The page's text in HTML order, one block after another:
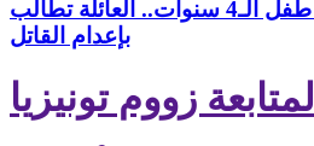
فيديو : خلال جنازة طفل الـ4 سنوات.. العائلة تطالب
بإعدام القاتل
لمتابعة زووم تونيزيا